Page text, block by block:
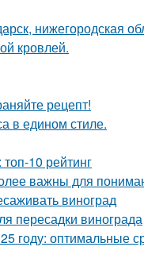
нижегородская
кровлей.
рецепт!
в едином стиле.
10 рейтинг
важны для
виноград
пересадки винограда
году: оптимальные